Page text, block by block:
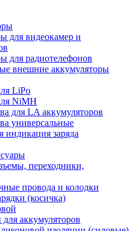
для видеокамер и
для радиотелефонов
внешние аккумуляторы
LiPo
NiMH
для LA аккумуляторов
универсальные
индикация заряда
переходники,
провода и колодки
(косичка)
аккумуляторов